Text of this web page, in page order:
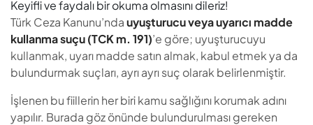
Keyifli ve faydalı bir okuma olmasını dileriz!
Türk Ceza Kanunu’ndauyuşturucu veya uyarıcı madde
kullanma suçu (TCK m. 191)’e göre; uyuşturucuyu
kullanmak, uyarı madde satın almak, kabul etmek ya da
bulundurmak suçları, ayrı ayrı suç olarak belirlenmiştir.
İşlenen bu fiillerin her biri kamu sağlığını korumak adını
yapılır. Burada göz önünde bulundurulması gereken